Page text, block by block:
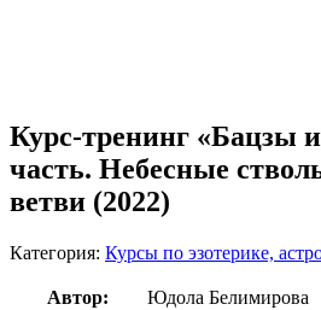
Курс-тренинг «Бацзы
часть. Небесные
ветви (2022)
Категория: Курсы по эзотерике,
Автор: Юдола Белимирова